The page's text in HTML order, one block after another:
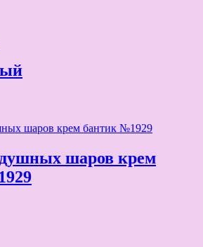
шаров крем